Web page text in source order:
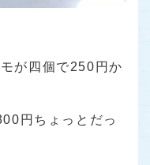
が四個で250円か
円ちょっとだっ